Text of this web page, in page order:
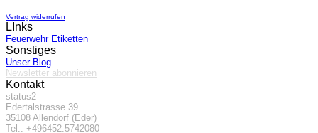
Vertrag widerrufen
LInks
Feuerwehr Etiketten
Sonstiges
Unser Blog
Newsletter abonnieren
Kontakt
status2
Edertalstrasse 39
35108 Allendorf (Eder)
Tel.: +496452.5742080